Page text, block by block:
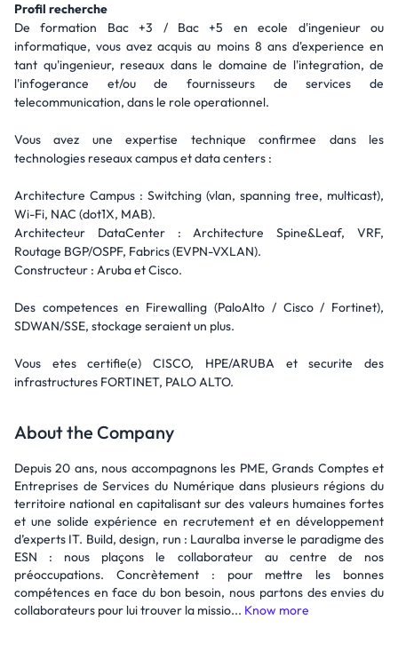
Profil recherche
De formation Bac +3 / Bac +5 en ecole d'ingenieur ou
informatique, vous avez acquis au moins 8 ans d'experience en
tant qu'ingenieur, reseaux dans le domaine de l'integration, de
l'infogerance et/ou de fournisseurs de services de
telecommunication, dans le role operationnel.
Vous avez une expertise technique confirmee dans les
technologies reseaux campus et data centers :
Architecture Campus : Switching (vlan, spanning tree, multicast),
Wi-Fi, NAC (dot1X, MAB).
Architecteur DataCenter : Architecture Spine&Leaf, VRF,
Routage BGP/OSPF, Fabrics (EVPN-VXLAN).
Constructeur : Aruba et Cisco.
Des competences en Firewalling (PaloAlto / Cisco / Fortinet),
SDWAN/SSE, stockage seraient un plus.
Vous etes certifie(e) CISCO, HPE/ARUBA et securite des
infrastructures FORTINET, PALO ALTO.
About the Company
Depuis 20 ans, nous accompagnons les PME, Grands Comptes et
Entreprises de Services du Numérique dans plusieurs régions du
territoire national en capitalisant sur des valeurs humaines fortes
et une solide expérience en recrutement et en développement
d’experts IT. Build, design, run : Lauralba inverse le paradigme des
ESN : nous plaçons le collaborateur au centre de nos
préoccupations. Concrètement : pour mettre les bonnes
compétences en face du bon besoin, nous partons des envies du
collaborateurs pour lui trouver la missio... Know more